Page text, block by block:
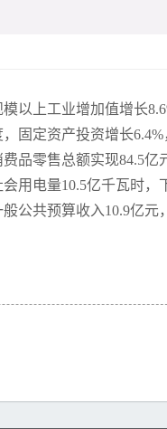
以上工业增加值增长
固定资产投资增长
品零售总额实现84.5亿
用电量10.5亿千瓦时，
公共预算收入10.9亿元